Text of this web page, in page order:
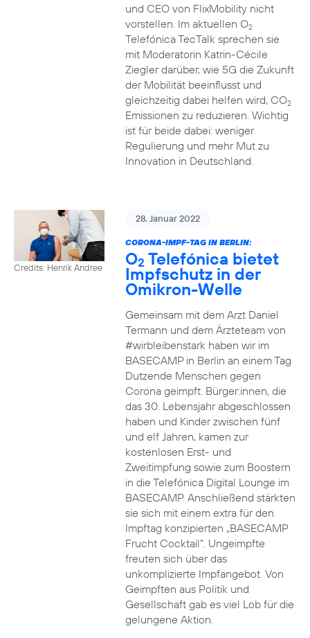
und CEO von FlixMobility nicht
vorstellen. Im aktuellen O2
Telefónica TecTalk sprechen sie
mit Moderatorin Katrin-Cécile
Ziegler darüber, wie 5G die Zukunft
der Mobilität beeinflusst und
gleichzeitig dabei helfen wird, CO2
Emissionen zu reduzieren. Wichtig
ist für beide dabei: weniger
Regulierung und mehr Mut zu
Innovation in Deutschland.
Credits: Henrik Andree
28. Januar 2022
CORONA-IMPF-TAG IN BERLIN:
O2 Telefónica bietet
Impfschutz in der
Omikron-Welle
Gemeinsam mit dem Arzt Daniel
Termann und dem Ärzteteam von
#wirbleibenstark haben wir im
BASECAMP in Berlin an einem Tag
Dutzende Menschen gegen
Corona geimpft. Bürger:innen, die
das 30. Lebensjahr abgeschlossen
haben und Kinder zwischen fünf
und elf Jahren, kamen zur
kostenlosen Erst- und
Zweitimpfung sowie zum Boostern
in die Telefónica Digital Lounge im
BASECAMP. Anschließend stärkten
sie sich mit einem extra für den
Impftag konzipierten „BASECAMP
Frucht Cocktail“. Ungeimpfte
freuten sich über das
unkomplizierte Impfangebot. Von
Geimpften aus Politik und
Gesellschaft gab es viel Lob für die
gelungene Aktion.